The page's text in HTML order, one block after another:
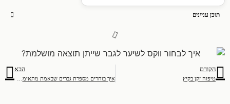
תוכן עניינים
הקודם
טיפוח זקן בקיץ
הבא